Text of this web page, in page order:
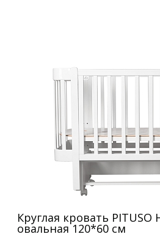
Круглая кровать PITUSO
овальная 120*60 см